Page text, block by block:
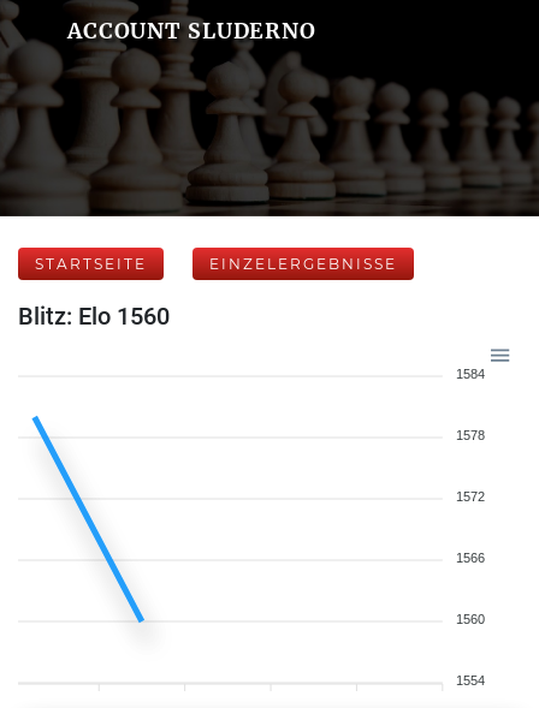
ACCOUNT SLUDERNO
STARTSEITE EINZELERGEBNISSE
Blitz: Elo 1560
1584
1578
1572
1566
1560
1554